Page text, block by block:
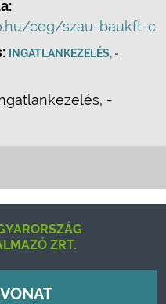
ceg/szau-baukft-c
INGATLANKEZELÉS, -
-
ZRT.